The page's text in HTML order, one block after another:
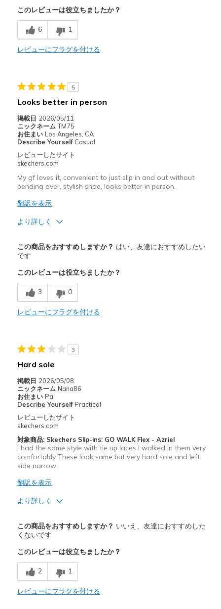
このレビューは役立ちましたか？
6 1
レビューにフラグを付ける
5
Looks better in person
掲載日 2026/05/11
ニックネーム TM75
お住まい Los Angeles, CA
Describe Yourself Casual
レビューしたサイト
skechers.com
My gf loves it, convenient to just slip in and out without
bending over, stylish shoe, looks better in person.
翻訳を表示
より詳しく
Attractive Design
Comfortable
Stylish
以下に最適
Going Out
Travel
Width
Feels true to width
Sizing
この商品をおすすめしますか？ はい、友達におすすめしたい
です
このレビューは役立ちましたか？
3 0
レビューにフラグを付ける
3
Hard sole
掲載日 2026/05/08
ニックネーム Nana86
お住まい Pa
Describe Yourself Practical
レビューしたサイト
skechers.com
対象商品: Skechers Slip-ins: GO WALK Flex - Azriel
I had the same style with tie up laces I walked in them very
comfortably These look same but very hard sole and left
side narrow
翻訳を表示
より詳しく
Not for walking
Poor Cushioning
Poor Quality
以下に最適
この商品をおすすめしますか？ いいえ、友達におすすめした
くないです
このレビューは役立ちましたか？
2 1
レビューにフラグを付ける